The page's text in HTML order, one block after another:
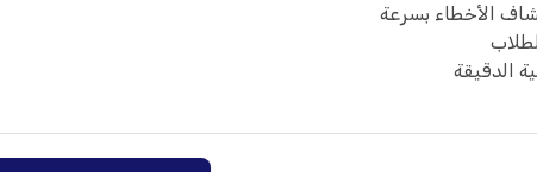
الأخطاء بسرعة
الدقيقة